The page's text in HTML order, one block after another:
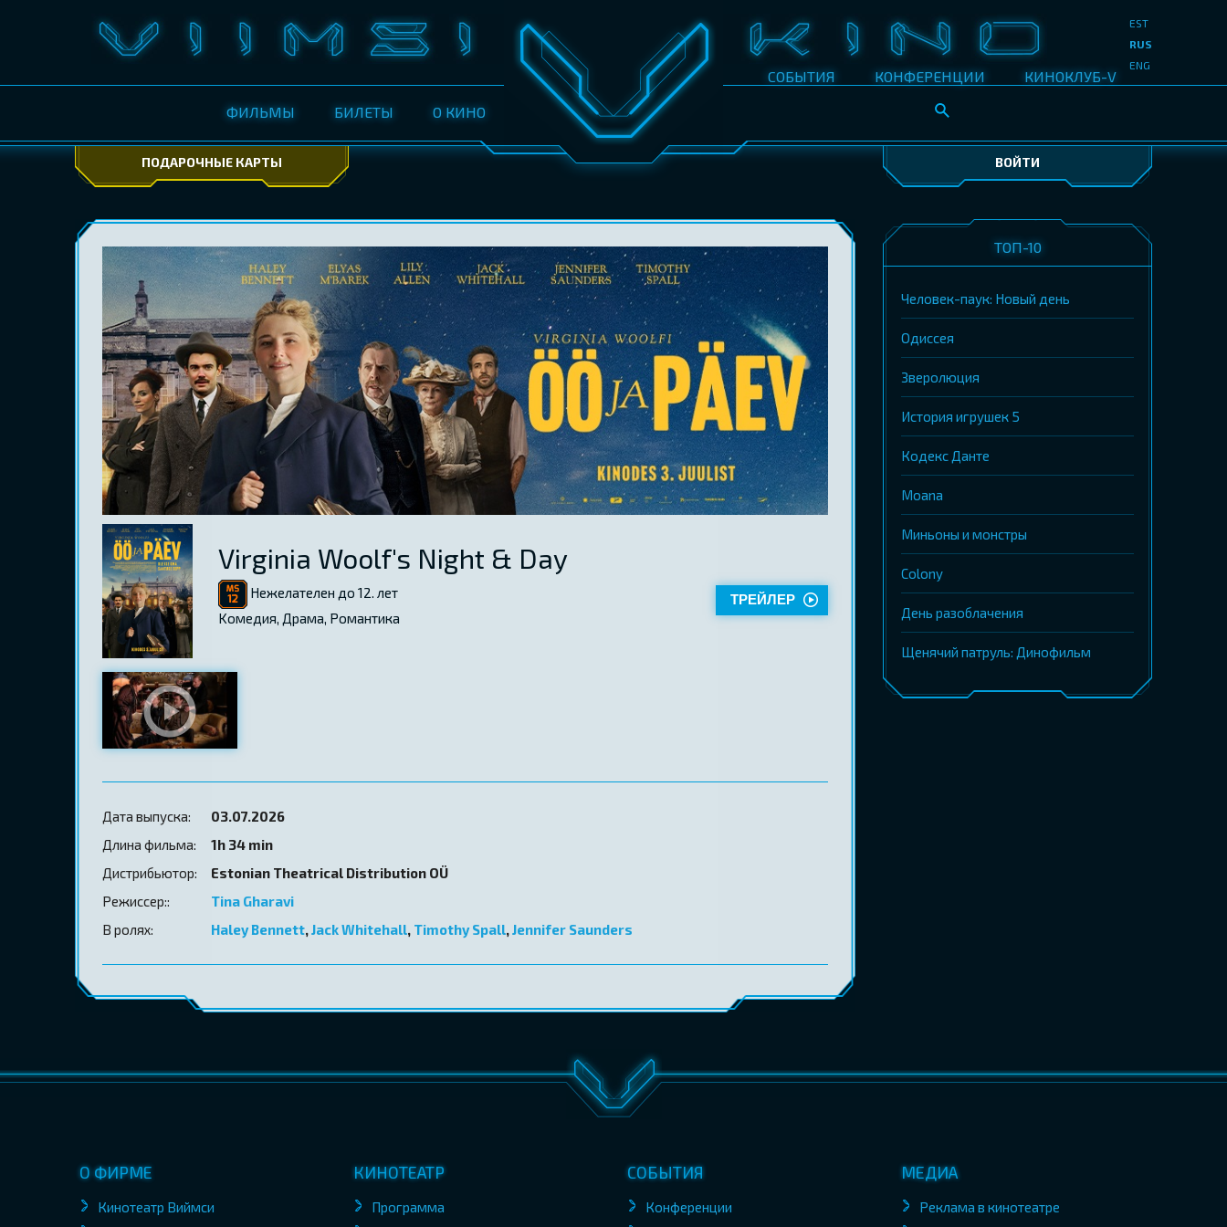
ФИЛЬМЫ БИЛЕТЫ О КИНО
СОБЫТИЯ КОНФЕРЕНЦИИ КИНОКЛУБ-V
EST
RUS
ENG
ПОДАРОЧНЫЕ КАРТЫ ВОЙТИ
Virginia Woolf's Night & Day
Нежелателен до 12. лет
Kомедия, Драма, Романтика
ТРЕЙЛЕР
Дата выпуска:
03.07.2026
Длина фильма:
1h 34 min
Дистрибьютор:
Estonian Theatrical Distribution OÜ
Режиссер::
Tina Gharavi
В ролях:
Haley Bennett,Jack Whitehall, Timothy Spall,Jennifer Saunders
ТОП-10
Человек-паук: Новый день
Одиссея
Зверолюция
История игрушек 5
Кодекс Данте
Moana
Миньоны и монстры
Colony
День разоблачения
Щенячий патруль: Динофильм
О ФИРМЕ
Кинотеатр Виймси
КИНОТЕАТР
Программа
СОБЫТИЯ
Конференции
МЕДИА
Реклама в кинотеатре